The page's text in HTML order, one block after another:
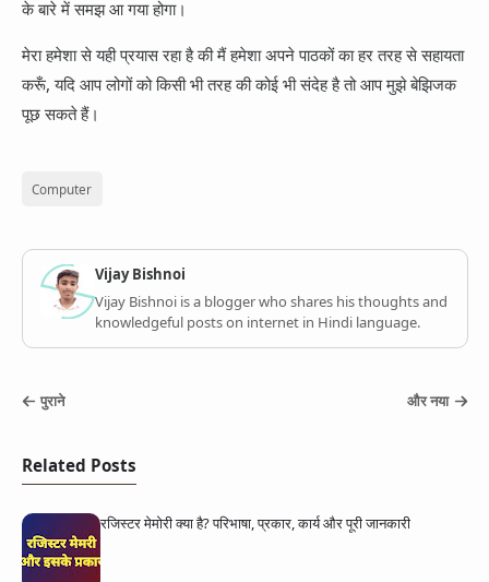
के बारे में समझ आ गया होगा।
मेरा हमेशा से यही प्रयास रहा है की मैं हमेशा अपने पाठकों का हर तरह से सहायता
करूँ, यदि आप लोगों को किसी भी तरह की कोई भी संदेह है तो आप मुझे बेझिजक
पूछ सकते हैं।
Computer
Vijay Bishnoi
Vijay Bishnoi is a blogger who shares his thoughts and
knowledgeful posts on internet in Hindi language.
पुराने और नया
Related Posts
रजिस्टर मेमोरी क्या है? परिभाषा, प्रकार, कार्य और पूरी जानकारी